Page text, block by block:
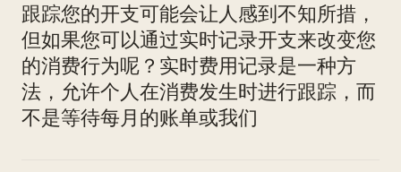
跟踪您的开支可能会让人感到不知所措，
但如果您可以通过实时记录开支来改变您
的消费行为呢？实时费用记录是一种方
法，允许个人在消费发生时进行跟踪，而
不是等待每月的账单或我们